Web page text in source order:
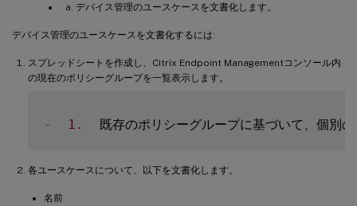
デバイス管理のユースケースを文書化します。
デバイス管理のユースケースを文書化するには:
スプレッドシートを作成し、Citrix Endpoint Managementコンソール内
の現在のポリシーグループを一覧表示します。
- 1.
各ユースケースについて、以下を文書化します。
名前